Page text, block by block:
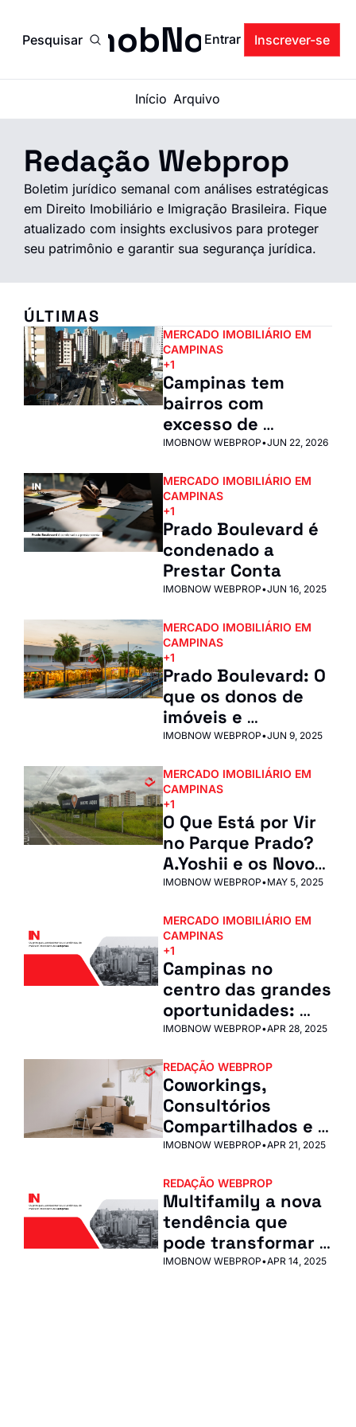
PesquisarImobNow
Entrar Inscrever-se
Início Arquivo
Redação Webprop
Boletim jurídico semanal com análises estratégicas
em Direito Imobiliário e Imigração Brasileira. Fique
atualizado com insights exclusivos para proteger
seu patrimônio e garantir sua segurança jurídica.
ÚLTIMAS
MERCADO IMOBILIÁRIO EM
CAMPINAS
+1
Campinas tem
bairros com
excesso de
imóveis. É bom pra
IMOBNOW WEBPROP•JUN 22, 2026
MERCADO IMOBILIÁRIO EM
CAMPINAS
+1
Prado Boulevard é
condenado a
Prestar Conta
IMOBNOW WEBPROP•JUN 16, 2025
MERCADO IMOBILIÁRIO EM
CAMPINAS
+1
Prado Boulevard: O
que os donos de
imóveis e
investidores
sobre o shopping
do Parque Prado
IMOBNOW WEBPROP•JUN 9, 2025
MERCADO IMOBILIÁRIO EM
CAMPINAS
+1
O Que Está por Vir
no Parque Prado?
A.Yoshii e os Novos
Rumos da
Imobiliária em
Campinas
IMOBNOW WEBPROP•MAY 5, 2025
MERCADO IMOBILIÁRIO EM
CAMPINAS
+1
Campinas no
centro das grandes
oportunidades:
investimentos
projetos urbanos e
mais facilidades
para quem sonha
com a casa própria!
IMOBNOW WEBPROP•APR 28, 2025
REDAÇÃO WEBPROP
Coworkings,
Consultórios
Compartilhados e
Salas Flexíveis:
um Imóvel Vazio em
Renda Passiva
IMOBNOW WEBPROP•APR 21, 2025
REDAÇÃO WEBPROP
Multifamily a nova
tendência que
pode transformar
seu imóvel em uma
IMOBNOW WEBPROP•APR 14, 2025